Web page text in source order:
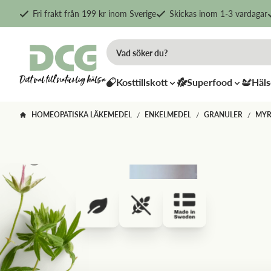
Fri frakt från 199 kr inom Sverige Skickas inom 1-3 vardagar
Kosttillskott Superfood
HOMEOPATISKA LÄKEMEDEL / ENKELMEDEL / GRANULER /